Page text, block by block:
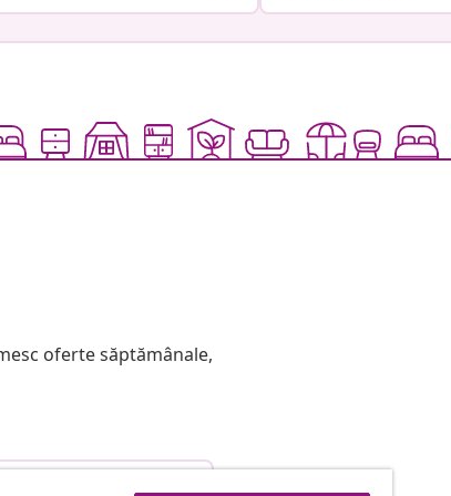
oferte săptămânale,
Retragere din contract